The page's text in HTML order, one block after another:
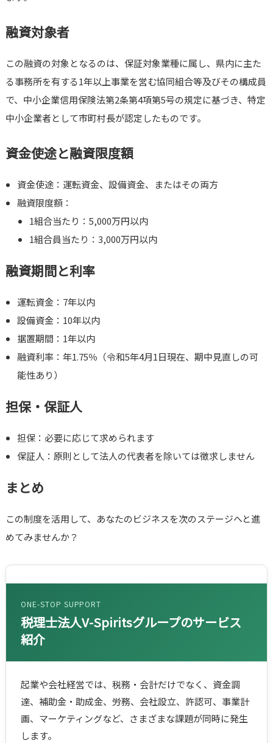
融資対象者
この融資の対象となるのは、保証対象業種に属し、県内に主た
る事務所を有する1年以上事業を営む協同組合等及びその構成員
で、中小企業信用保険法第2条第4項第5号の規定に基づき、特定
中小企業者として市町村長が認定したものです。
資金使途と融資限度額
資金使途：運転資金、設備資金、またはその両方
融資限度額：
1組合当たり：5,000万円以内
1組合員当たり：3,000万円以内
融資期間と利率
運転資金：7年以内
設備資金：10年以内
据置期間：1年以内
融資利率：年1.75％（令和5年4月1日現在、期中見直しの可
能性あり）
担保・保証人
担保：必要に応じて求められます
保証人：原則として法人の代表者を除いては徴求しません
まとめ
この制度を活用して、あなたのビジネスを次のステージへと進
めてみませんか？
ONE-STOP SUPPORT
税理士法人V-Spiritsグループのサービス
紹介
起業や会社経営では、税務・会計だけでなく、資金調
達、補助金・助成金、労務、会社設立、許認可、事業計
画、マーケティングなど、さまざまな課題が同時に発生
します。